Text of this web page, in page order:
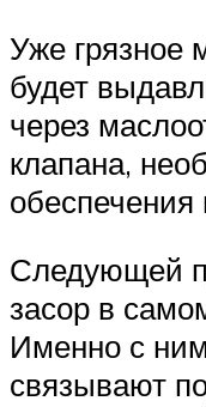
Уже грязное
будет
через
клапана,
Следующей
засор в
Именно с
связывают